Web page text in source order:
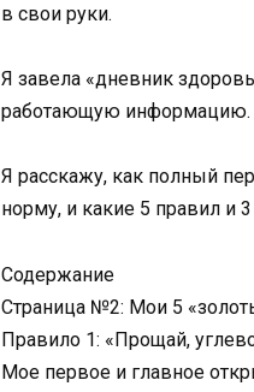
в свои руки.
Я завела «дневник
работающую информацию.
Я расскажу, как полный
норму, и какие 5 правил и
Содержание
Страница №2: Мои 5
Правило 1: «Прощай,
Мое первое и главное